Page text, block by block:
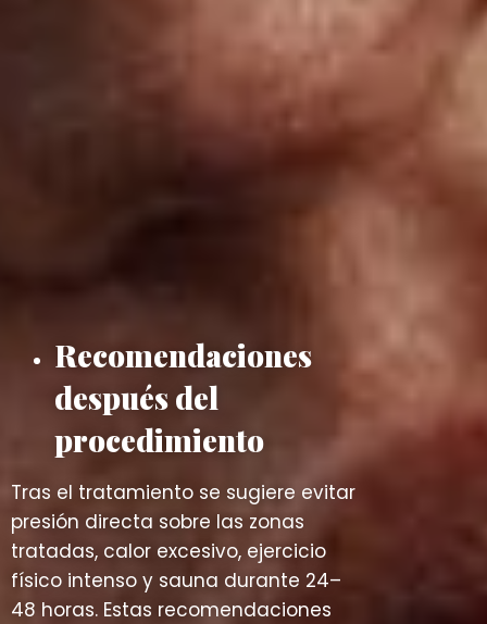
Recomendaciones
después del
procedimiento
Tras el tratamiento se sugiere evitar
presión directa sobre las zonas
tratadas, calor excesivo, ejercicio
físico intenso y sauna durante 24–
48 horas. Estas recomendaciones